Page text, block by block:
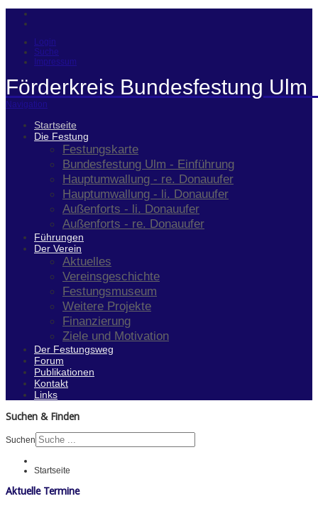
Login
Suche
Impressum
Förderkreis Bundesfestung Ulm
Navigation
Startseite
Die Festung
Festungskarte
Bundesfestung Ulm - Einführung
Hauptumwallung - re. Donauufer
Hauptumwallung - li. Donauufer
Außenforts - li. Donauufer
Außenforts - re. Donauufer
Führungen
Der Verein
Aktuelles
Vereinsgeschichte
Festungsmuseum
Weitere Projekte
Finanzierung
Ziele und Motivation
Der Festungsweg
Forum
Publikationen
Kontakt
Links
Suchen & Finden
Suchen
Startseite
Aktuelle Termine